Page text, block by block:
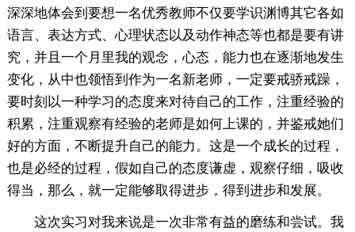
深深地体会到要想一名优秀教师不仅要学识渊博其它各如
语言、表达方式、心理状态以及动作神态等也都是要有讲
究，并且一个月里我的观念，心态，能力也在逐渐地发生
变化，从中也领悟到作为一名新老师，一定要戒骄戒躁，
要时刻以一种学习的态度来对待自己的工作，注重经验的
积累，注重观察有经验的老师是如何上课的，并鉴戒她们
好的方面，不断提升自己的能力。这是一个成长的过程，
也是必经的过程，假如自己的态度谦虚，观察仔细，吸收
得当，那么，就一定能够取得进步，得到进步和发展。
这次实习对我来说是一次非常有益的磨练和尝试。我